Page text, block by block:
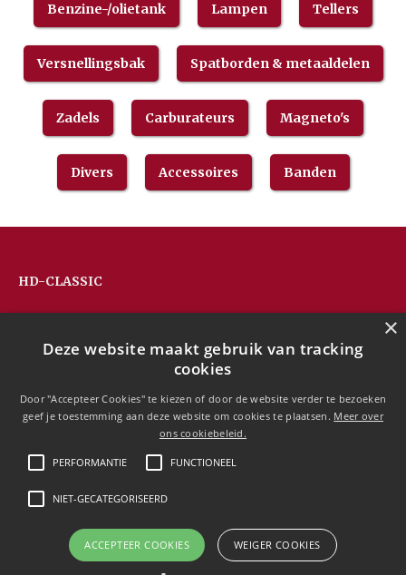
Benzine-/olietank Lampen Tellers
Versnellingsbak Spatborden & metaaldelen
Zadels Carburateurs Magneto's
Divers Accessoires Banden
HD-CLASSIC
Hans Devos
3128 Baal
+32(0)477 88 81 84
info@hd-classic.be
Copyright © 2020 HD-Classic
×
Deze website maakt gebruik van tracking
cookies
Door "Accepteer Cookies" te kiezen of door de website verder te bezoeken
geef je toestemming aan deze website om cookies te plaatsen. Meer over
ons cookiebeleid.
PERFORMANTIE FUNCTIONEEL
NIET-GECATEGORISEERD
ACCEPTEER COOKIES WEIGER COOKIES
Free currency conversion